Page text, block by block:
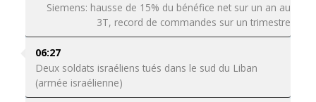
Siemens: hausse de 15% du bénéfice net sur un an au
3T, record de commandes sur un trimestre
06:27
Deux soldats israéliens tués dans le sud du Liban
(armée israélienne)